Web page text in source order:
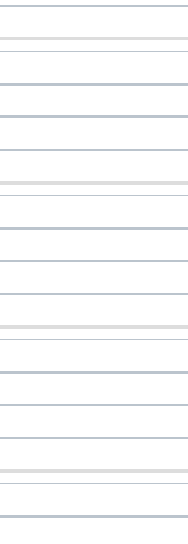
Рейс